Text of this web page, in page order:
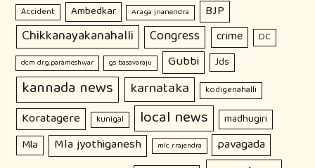
Accident Ambedkar Araga jnanendra BJP
Chikkanayakanahalli Congress crime DC
dcm dr.g.parameshwar gs basavaraju Gubbi Jds
kannada news karnataka kodigenahalli
Koratagere kunigal local news madhugiri
Mla Mla jyothiganesh mlc r.rajendra pavagada